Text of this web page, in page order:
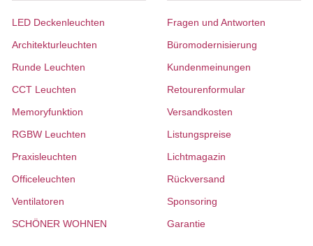
LED Deckenleuchten
Architekturleuchten
Runde Leuchten
CCT Leuchten
Memoryfunktion
RGBW Leuchten
Praxisleuchten
Officeleuchten
Ventilatoren
SCHÖNER WOHNEN
Fragen und Antworten
Büromodernisierung
Kundenmeinungen
Retourenformular
Versandkosten
Listungspreise
Lichtmagazin
Rückversand
Sponsoring
Garantie